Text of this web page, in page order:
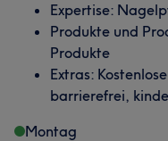
Expertise:
Produkte und
Produkte
Extras:
barrierefrei,
Montag